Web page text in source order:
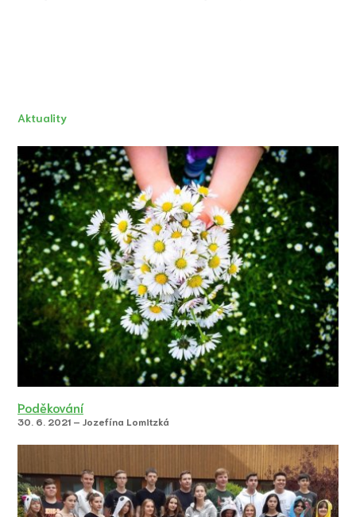
Aktuality
Poděkování
30. 6. 2021 – Jozefína Lomitzká